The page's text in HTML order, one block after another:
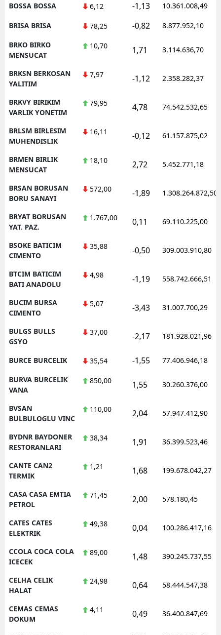
BOSSA BOSSA 6,12 -1,13 10.361.008,49
BRISA BRISA 78,25 -0,82 8.877.952,10
BRKO BIRKO
MENSUCAT
10,70 1,71 3.114.636,70
BRKSN BERKOSAN
YALITIM
7,97 -1,12 2.358.282,37
BRKVY BIRIKIM
VARLIK YONETIM
79,95 4,78 74.542.532,65
BRLSM BIRLESIM
MUHENDISLIK
16,11 -0,12 61.157.875,02
BRMEN BIRLIK
MENSUCAT
18,10 2,72 5.452.771,18
BRSAN BORUSAN
BORU SANAYI
572,00 -1,89 1.308.264.872,50
BRYAT BORUSAN
YAT. PAZ.
1.767,00 0,11 69.110.225,00
BSOKE BATICIM
CIMENTO
35,88 -0,50 309.003.910,80
BTCIM BATICIM
BATI ANADOLU
4,98 -1,19 558.742.666,51
BUCIM BURSA
CIMENTO
5,07 -3,43 31.007.700,29
BULGS BULLS
GSYO
37,00 -2,17 181.928.021,96
BURCE BURCELIK 35,54 -1,55 77.406.946,18
BURVA BURCELIK
VANA
850,00 1,55 30.260.376,00
BVSAN
BULBULOGLU VINC
110,00 2,04 57.947.412,90
BYDNR BAYDONER
RESTORANLARI
38,34 1,91 36.399.523,46
CANTE CAN2
TERMIK
1,21 1,68 199.678.042,27
CASA CASA EMTIA
PETROL
71,45 2,00 578.180,45
CATES CATES
ELEKTRIK
49,38 0,04 100.286.417,16
CCOLA COCA COLA
ICECEK
89,00 1,48 390.245.737,55
CELHA CELIK
HALAT
24,98 0,64 58.444.547,38
CEMAS CEMAS
DOKUM
4,11 0,49 36.400.847,69